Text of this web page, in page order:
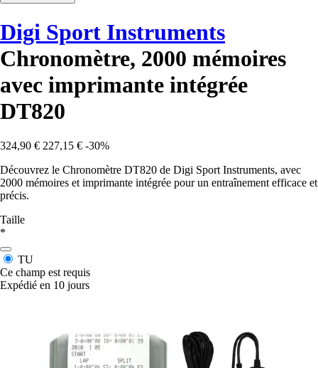
Digi Sport Instruments
Chronomètre, 2000 mémoires
avec imprimante intégrée
DT820
324,90 € 227,15 € -30%
Découvrez le Chronomètre DT820 de Digi Sport Instruments, avec
2000 mémoires et imprimante intégrée pour un entraînement efficace et
précis.
Taille
*
TU
Ce champ est requis
Expédié en 10 jours